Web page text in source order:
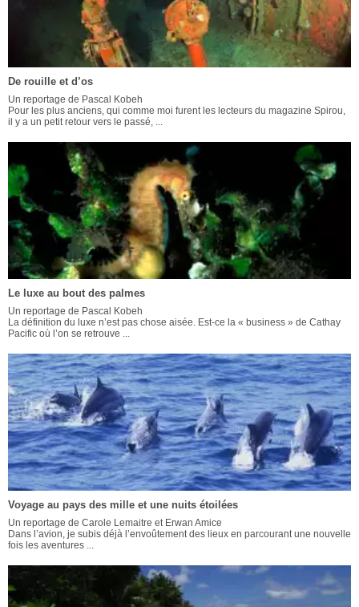
De rouille et d’os
Un reportage de Pascal Kobeh
Pour les plus anciens, qui comme moi furent les lecteurs du magazine Spirou,
il y a un petit retour vers le passé, ...
Le luxe au bout des palmes
Un reportage de Pascal Kobeh
La définition du luxe n’est pas chose aisée. Est-ce la « business » de Cathay
Pacific où l’on se retrouve ...
Voyage au pays des mille et une nuits étoilées
Un reportage de Carole Lemaitre et Erwan Amice
Dans l’avion, je subis déjà l’envoûtement des lieux en parcourant une nouvelle
fois les aventures ...